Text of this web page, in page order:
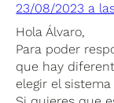
23/08/2023 a
Hola Álvaro,
Para poder
que hay
elegir el